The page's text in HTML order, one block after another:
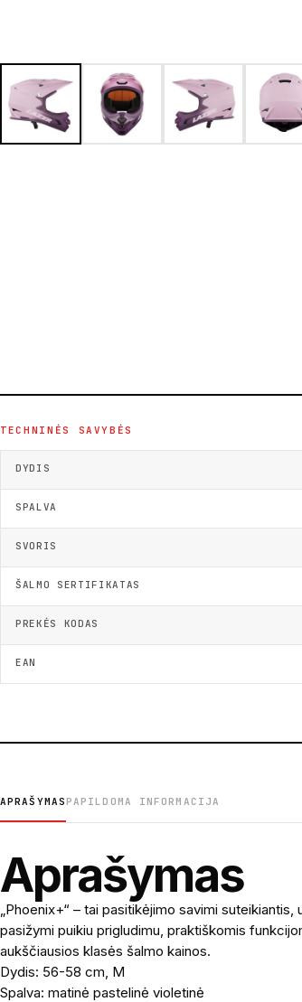
TECHNINĖS SAVYBĖS
DYDIS
SPALVA
SVORIS
ŠALMO SERTIFIKATAS
PREKĖS KODAS
EAN
APRAŠYMAS PAPILDOMA INFORMACIJA
Aprašymas
„Phoenix+“ – tai pasitikėjimo savimi
pasižymi puikiu prigludimu, praktiškomis
aukščiausios klasės šalmo kainos.
Dydis: 56-58 cm, M
Spalva: matinė pastelinė violetinė